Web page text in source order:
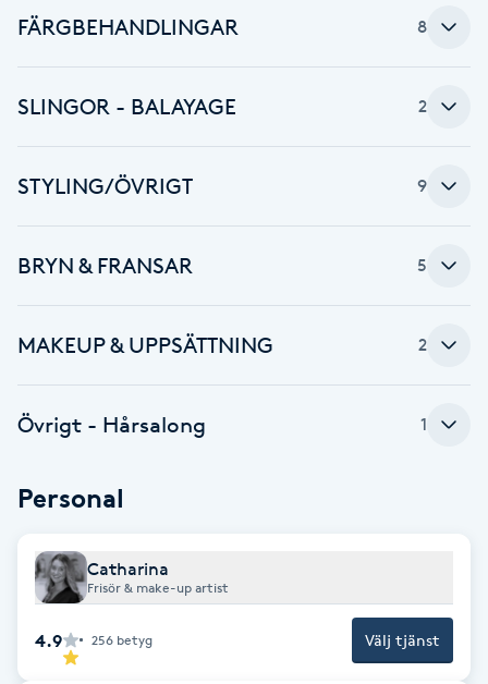
C
Celluliter
Color correction
Damklippning
E
Extensions
Extensions borttagning
FÄRGBEHANDLINGAR 8
SLINGOR - BALAYAGE 2
STYLING/ÖVRIGT 9
BRYN & FRANSAR 5
MAKEUP & UPPSÄTTNING 2
Övrigt - Hårsalong 1
Personal
Catharina
Frisör & make-up artist
4.9 256 betyg Välj tjänst